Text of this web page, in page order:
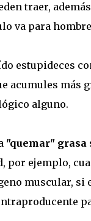
traer,
va para
estupideces
acumules más
alguno.
"quemar" grasa
por ejemplo,
muscular, si